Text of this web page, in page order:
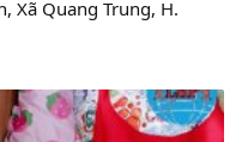
Xã Quang Trung, H.